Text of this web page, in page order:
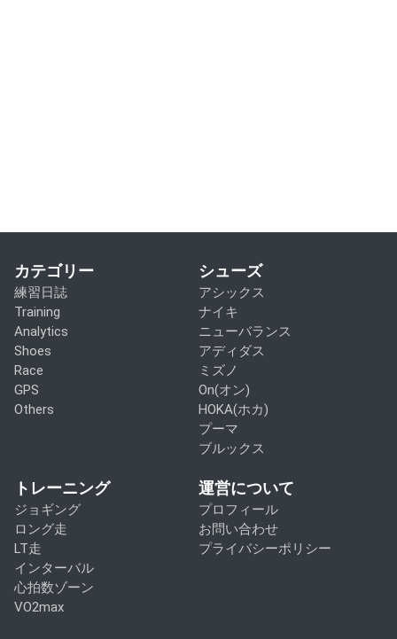
カテゴリー
練習日誌
Training
Analytics
Shoes
Race
GPS
Others
シューズ
アシックス
ナイキ
ニューバランス
アディダス
ミズノ
On(オン)
HOKA(ホカ)
プーマ
ブルックス
トレーニング
ジョギング
ロング走
LT走
インターバル
心拍数ゾーン
VO2max
運営について
プロフィール
お問い合わせ
プライバシーポリシー